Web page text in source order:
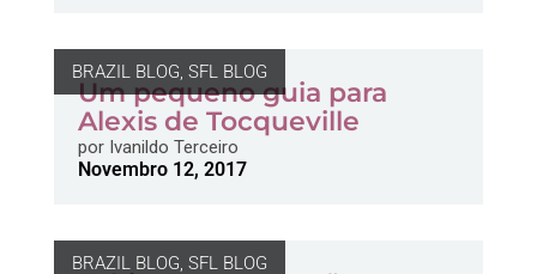
BRAZIL BLOG, SFL BLOG
Um pequeno guia para
Alexis de Tocqueville
porIvanildo Terceiro
Novembro 12, 2017
BRAZIL BLOG, SFL BLOG